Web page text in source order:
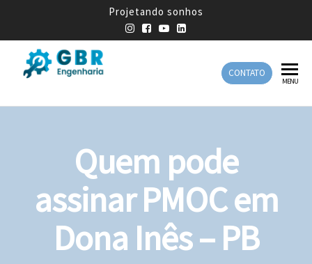
Projetando sonhos
Engenharia
Engenharia
CONTATO
MENU
Quem pode
assinar PMOC em
Dona Inês – PB